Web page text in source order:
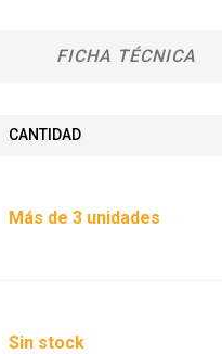
FICHA TÉCNICA
CANTIDAD
Más de 3 unidades
Sin stock